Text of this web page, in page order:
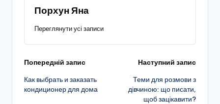
Порхун Яна
Переглянути усі записи
Навігація
по
Попередній запис
Как выбрать и заказать
кондиционер для дома
Наступний запис
Теми для розмови з
дівчиною: що писати,
щоб зацікавити?